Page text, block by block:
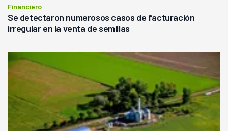
Financiero
Se detectaron numerosos casos de facturación
irregular en la venta de semillas